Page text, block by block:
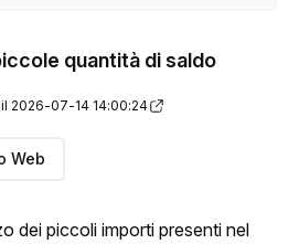
quantità di saldo
2026-07-14 14:00:24
Web
dei piccoli importi presenti nel